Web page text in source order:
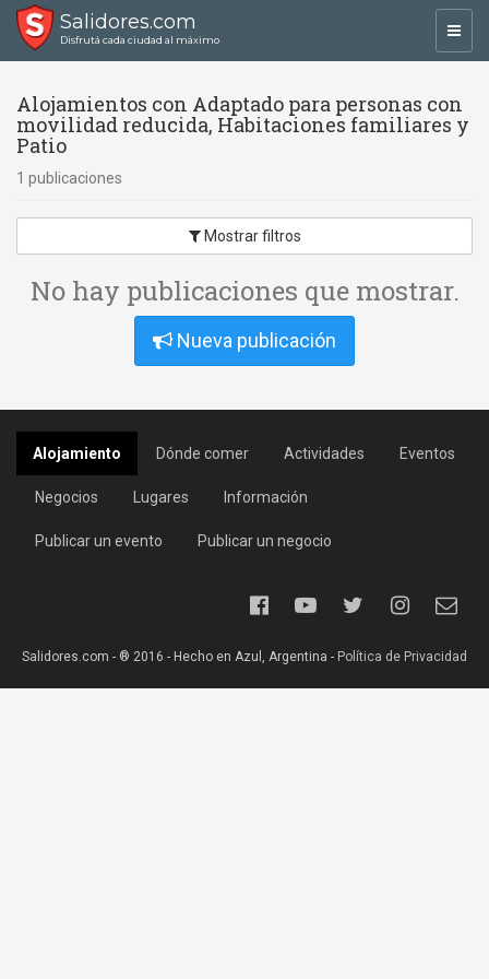
Salidores.com
Disfrutá cada ciudad al máximo
Alojamientos con Adaptado para personas con
movilidad reducida, Habitaciones familiares y
Patio
1 publicaciones
Mostrar filtros
No hay publicaciones que mostrar.
Nueva publicación
Alojamiento Dónde comer Actividades Eventos
Negocios Lugares Información
Publicar un evento Publicar un negocio
Salidores.com - ® 2016 - Hecho en Azul, Argentina - Política de Privacidad